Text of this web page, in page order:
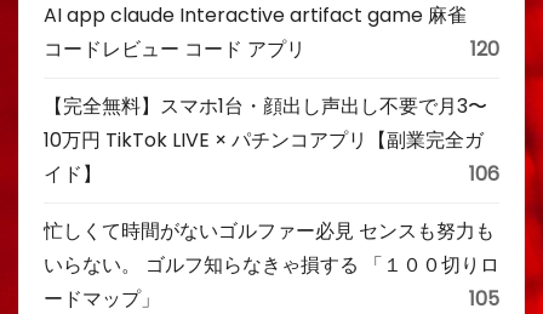
AI app claude Interactive artifact game 麻雀
コードレビュー コード アプリ
120
【完全無料】スマホ1台・顔出し声出し不要で月3〜
10万円 TikTok LIVE × パチンコアプリ【副業完全ガ
イド】
106
忙しくて時間がないゴルファー必見 センスも努力も
いらない。 ゴルフ知らなきゃ損する 「１００切りロ
ードマップ」
105